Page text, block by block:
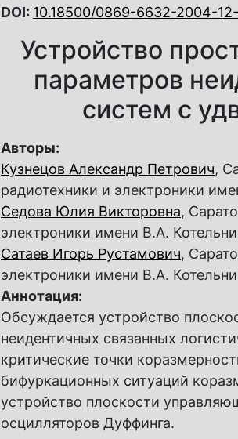
DOI: 10.18500/0869-6632-2004-
Устройство
параметров
систем с
Авторы:
Кузнецов Александр Петрович,
радиотехники и электроники
Седова Юлия Викторовна,
электроники имени В.А.
Сатаев Игорь Рустамович,
электроники имени В.А.
Аннотация:
Обсуждается устройство
неидентичных связанных
критические точки
бифуркационных ситуаций
устройство плоскости
осцилляторов Дуффинга.